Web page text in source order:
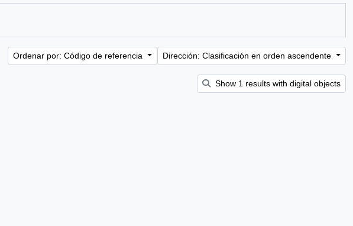
Ordenar por: Código de referencia Dirección: Clasificación en orden ascendente
Show 1 results with digital objects